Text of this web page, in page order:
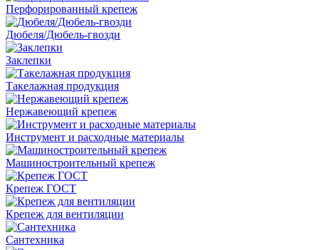
Перфорированный крепеж
Дюбеля/Дюбель-гвозди
Заклепки
Такелажная продукция
Нержавеющий крепеж
Инструмент и расходные материалы
Машиностроительный крепеж
Крепеж ГОСТ
Крепеж для вентиляции
Сантехника